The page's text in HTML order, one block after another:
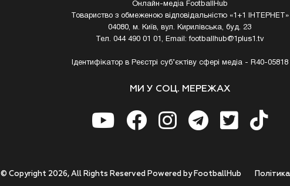
Онлайн-медіа FootballHub
Товариство з обмеженою відповідальністю «1+1 ІНТЕРНЕТ»
04080, м. Київ, вул. Кирилівська, буд. 23
Тел. 044 490 01 01, Email:footballhub@1plus1.tv
Ідентифікатор в Реєстрі суб’єктіву сфері медіа - R40-05818
МИ У СОЦ. МЕРЕЖАХ
© Copyright 2026, All Rights Reserved Powered by FootballHub